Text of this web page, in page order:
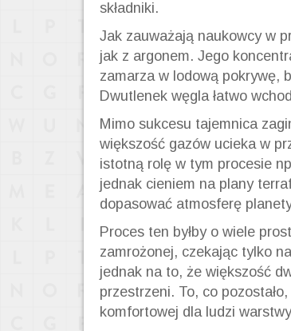
składniki.
Jak zauważają naukowcy w
jak z argonem. Jego
zamarza w lodową pokrywę,
Dwutlenek węgla łatwo
Mimo sukcesu tajemnica
większość gazów ucieka w
istotną rolę w tym procesie
jednak cieniem na plany
dopasować atmosferę
Proces ten byłby o wiele
zamrożonej, czekając tylko
jednak na to, że większość
przestrzeni. To, co
komfortowej dla ludzi